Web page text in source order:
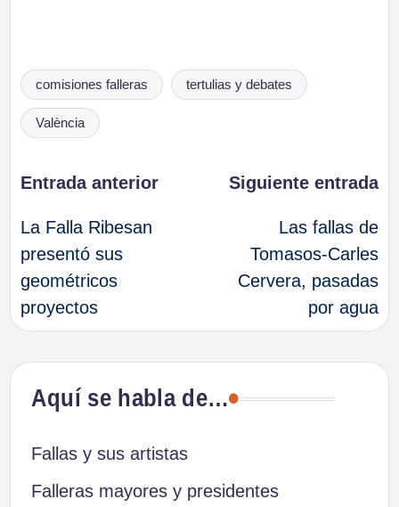
Etiquetas:
comisiones falleras tertulias y debates
València
Navegación
de
entradas
Entrada anterior
La Falla Ribesan
presentó sus
geométricos
proyectos
Siguiente entrada
Las fallas de
Tomasos-Carles
Cervera, pasadas
por agua
Aquí se habla de…
Fallas y sus artistas
Falleras mayores y presidentes